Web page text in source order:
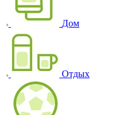
Дом
Отдых